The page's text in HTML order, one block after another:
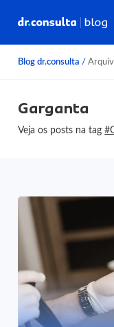
Blog dr.consulta /
Garganta
Veja os posts na tag